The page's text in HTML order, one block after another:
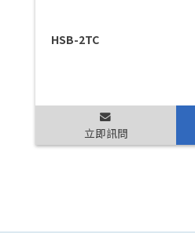
HSB-2TC
立即訊問